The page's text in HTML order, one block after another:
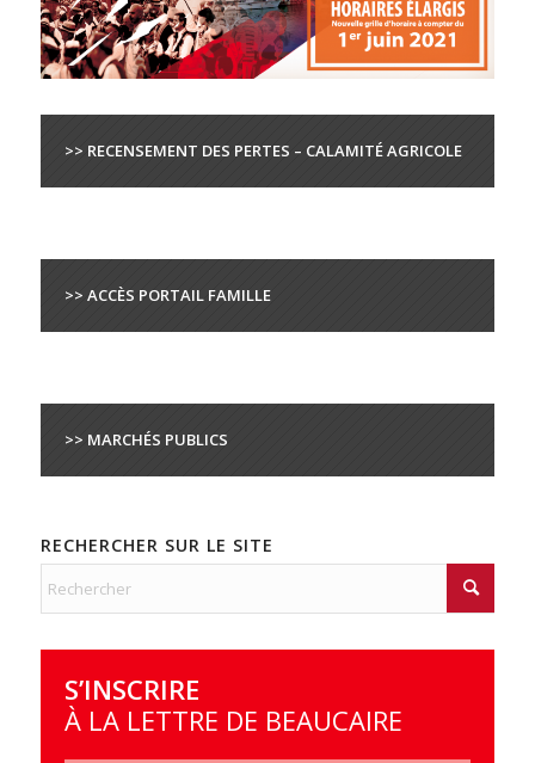
>> RECENSEMENT DES PERTES – CALAMITÉ AGRICOLE
>> ACCÈS PORTAIL FAMILLE
>> MARCHÉS PUBLICS
RECHERCHER SUR LE SITE
S’INSCRIRE
À LA LETTRE DE BEAUCAIRE